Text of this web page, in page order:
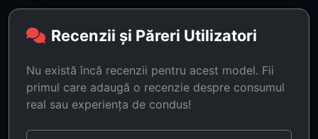
Recenzii și Păreri Utilizatori
Nu există încă recenzii pentru acest model. Fii
primul care adaugă o recenzie despre consumul
real sau experiența de condus!